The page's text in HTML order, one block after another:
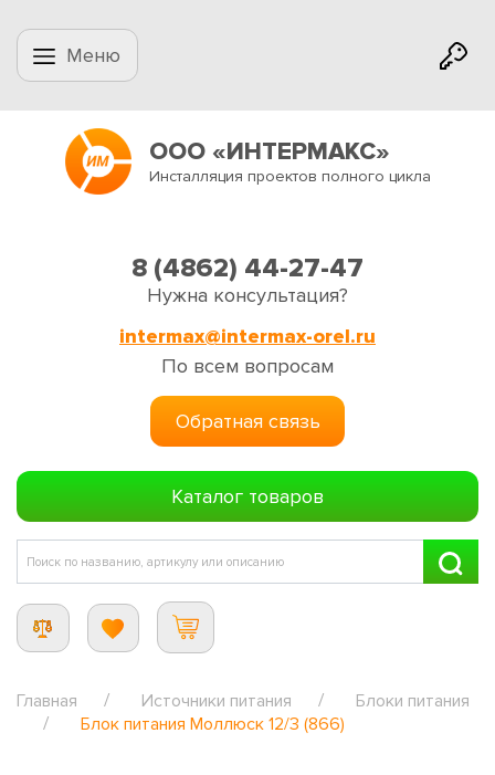
Меню
ООО «ИНТЕРМАКС»
Инсталляция проектов полного цикла
8 (4862) 44-27-47
Нужна консультация?
intermax@intermax-orel.ru
По всем вопросам
Обратная связь
Каталог товаров
Главная Источники питания
Блоки питания
Блок питания Моллюск 12/3 (866)